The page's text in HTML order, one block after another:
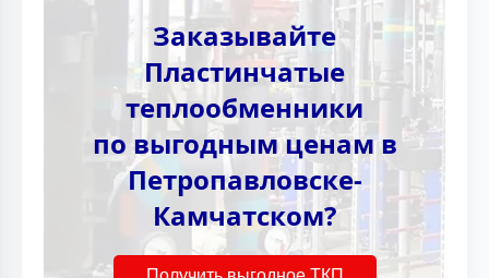
Заказывайте
Пластинчатые
теплообменники
по выгодным ценам в
Петропавловске-
Камчатском?